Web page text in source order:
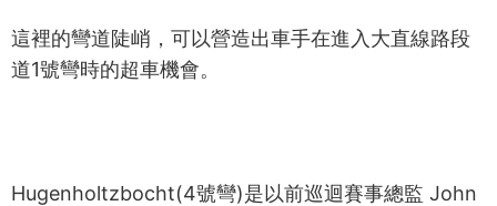
這裡的彎道陡峭，可以營造出車手在進入大直線路段
道1號彎時的超車機會。
Hugenholtzbocht(4號彎)是以前巡迴賽事總監 John